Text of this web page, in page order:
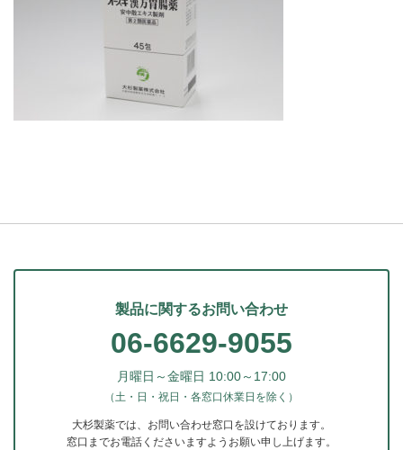
製品に関するお問い合わせ
06-6629-9055
月曜日～金曜日 10:00～17:00
（土・日・祝日・各窓口休業日を除く）
大杉製薬では、お問い合わせ窓口を設けております。
窓口までお電話くださいますようお願い申し上げます。